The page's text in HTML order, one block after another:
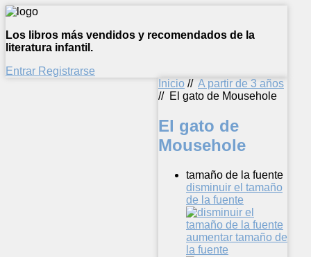
Los libros más vendidos y recomendados de la
literatura infantil.
Entrar Registrarse
Inicio // A partir de 3 años
// El gato de Mousehole
El gato de
Mousehole
tamaño de la fuente
disminuir el tamaño
de la fuente
aumentar tamaño de
la fuente